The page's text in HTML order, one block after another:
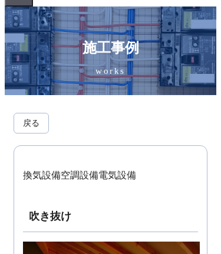
へ
ス
ッ
プ
施工事例
works
戻る
換気設備空調設備電気設備
吹き抜け